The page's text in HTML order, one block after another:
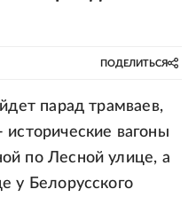
ПОДЕЛИТЬСЯ
парад трамваев,
вагоны
по Лесной улице, а
у Белорусского